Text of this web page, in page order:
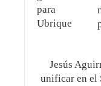
Jesús
unificar en el